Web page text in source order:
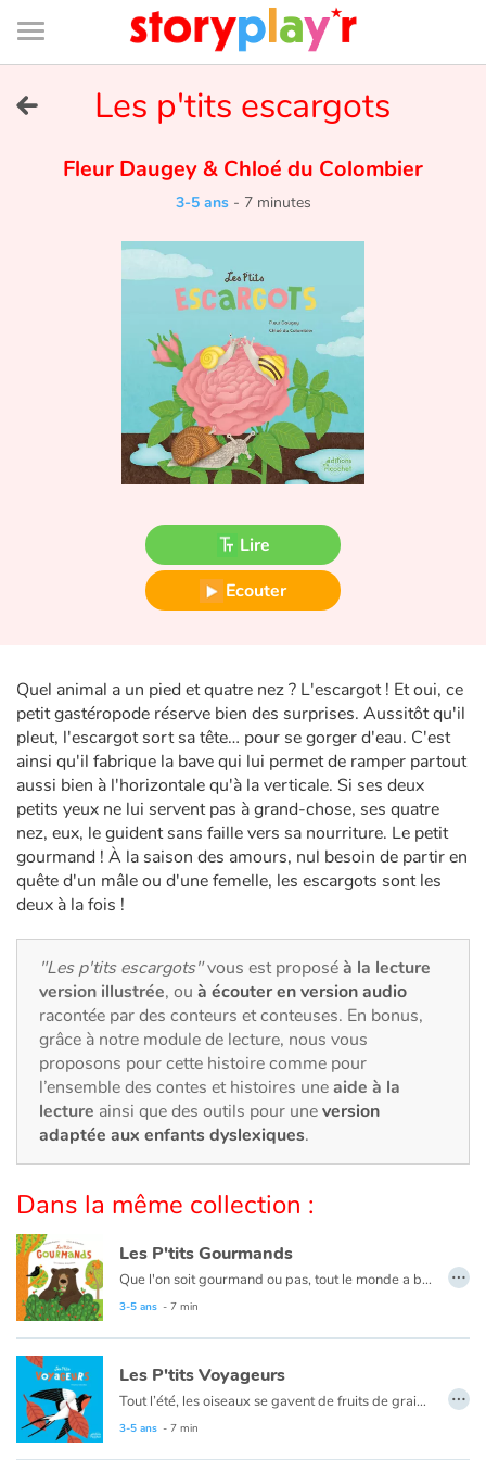
Connexion
Bibliothèque
de
page
Tester gratuitement
Bibliothèque
Contes d'ici et d'ailleurs
Princesses et princes, rois, reines et dragons
Ogres, monstres et sorcières
Écologie, nature, saisons
Les animaux
Voyage, épopée, enquête, aventure
Autour du monde
Art, espace, activité
Documentaires
En famille
Quotidien et loisirs
À l'école
Fêtes et évènements
Amour et amitié
Sujets de société
Émotions et sentiments
Les p'tits escargots
Fleur Daugey& Chloé du Colombier
3-5 ans- 7 minutes
Lire
Ecouter
Quel animal a un pied et quatre nez ? L'escargot ! Et oui, ce
petit gastéropode réserve bien des surprises. Aussitôt qu'il
pleut, l'escargot sort sa tête… pour se gorger d'eau. C'est
ainsi qu'il fabrique la bave qui lui permet de ramper partout
aussi bien à l'horizontale qu'à la verticale. Si ses deux
petits yeux ne lui servent pas à grand-chose, ses quatre
nez, eux, le guident sans faille vers sa nourriture. Le petit
gourmand ! À la saison des amours, nul besoin de partir en
quête d'un mâle ou d'une femelle, les escargots sont les
deux à la fois !
"Les p'tits escargots"vous est proposéà la lecture
version illustrée, ou à écouter en version audio
racontée par des conteurs et conteuses. En bonus,
grâce à notre module de lecture, nous vous
proposons pour cette histoire comme pour
l’ensemble des contes et histoires uneaide à la
lecture ainsi que des outils pour uneversion
adaptée aux enfants dyslexiques.
Dans la même collection :
Les P'tits Gourmands
Que l'on soit gourmand ou pas, tout le monde a besoin de se nourrir. Et nous avons chacun nos préférences, chez les animaux c'est pareil !
3-5 ans - 7 min
…
Les P'tits Voyageurs
Tout l’été, les oiseaux se gavent de fruits de graines ou d’insectes pour affronter l’hiver. Il y a ceux qui tant bien que mal affrontent les climats et ceux qui prennent leur envol vers les pays chauds. Il leur en faut de l’énergie et du temps pour franchir les mers et les déserts ! Certains voyagent seuls, d’autres en formation. Et hop ! Six mois après, le ballet aérien recommence mais dans l’autre sens. Une hirondelle refait le printemps sous nos toits... les cigognes reviennent pour pondre en Alsace ! Chacun retrouve son nid ou se bâtit un nouveau logis.
3-5 ans - 7 min
…